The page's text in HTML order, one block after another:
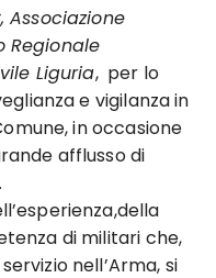
Associazione
Regionale
Liguria, per lo
e vigilanza in
in occasione
afflusso di
di militari che,
nell’Arma, si